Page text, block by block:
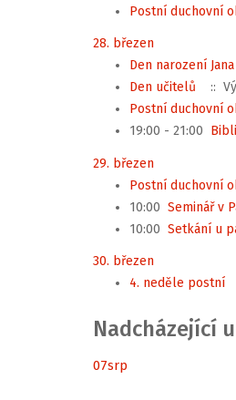
Postní duchovní
28. březen
Den narození
Den učitelů
::
Postní duchovní
19:00 - 21:00
29. březen
Postní duchovní
10:00 Seminář v
10:00 Setkání u
30. březen
4. neděle postní
Nadcházející
07srp